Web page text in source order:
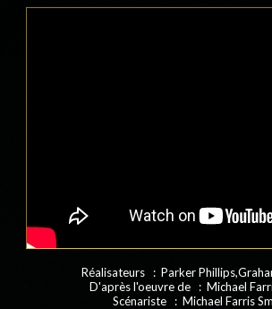
Réalisateurs : Parker
D'après l'oeuvre de : Michael
Scénariste : Michael Farris